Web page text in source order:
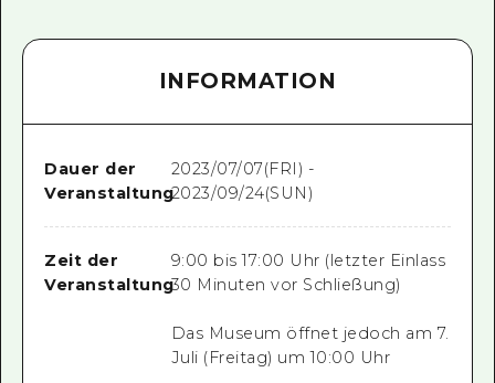
INFORMATION
Dauer der
Veranstaltung
2023/07/07(FRI) -
2023/09/24(SUN)
Zeit der
Veranstaltung
9:00 bis 17:00 Uhr (letzter Einlass
30 Minuten vor Schließung)
Das Museum öffnet jedoch am 7.
Juli (Freitag) um 10:00 Uhr